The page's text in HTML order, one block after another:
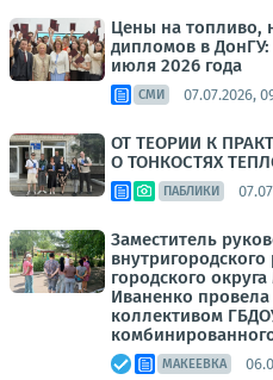
Цены на топливо,
дипломов в ДонГУ:
июля 2026 года
СМИ 07.07.2026,
ОТ ТЕОРИИ К
О ТОНКОСТЯХ
ПАБЛИКИ
Заместитель
городского
Иваненко
коллективом
МАКЕЕВКА